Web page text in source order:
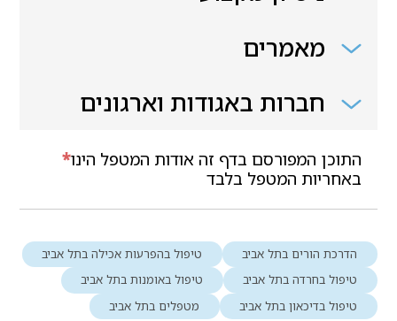
מאמרים
חברות באגודות וארגונים
*התוכן המפורסם בדף זה אודות המטפל הינו
באחריות המטפל בלבד
הדרכת הורים בתל אביב
טיפול בהפרעות אכילה בתל אביב
טיפול בחרדה בתל אביב
טיפול באומנות בתל אביב
טיפול בדיכאון בתל אביב
מטפלים בתל אביב